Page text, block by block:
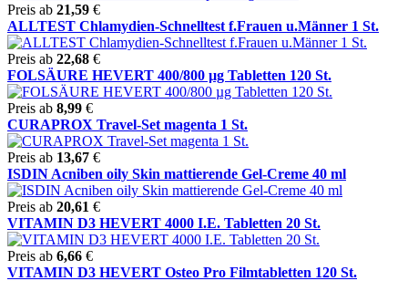
Preis ab 21,59 €
ALLTEST Chlamydien-Schnelltest f.Frauen u.Männer 1 St.
Preis ab 22,68 €
FOLSÄURE HEVERT 400/800 µg Tabletten 120 St.
Preis ab 8,99 €
CURAPROX Travel-Set magenta 1 St.
Preis ab 13,67 €
ISDIN Acniben oily Skin mattierende Gel-Creme 40 ml
Preis ab 20,61 €
VITAMIN D3 HEVERT 4000 I.E. Tabletten 20 St.
Preis ab 6,66 €
VITAMIN D3 HEVERT Osteo Pro Filmtabletten 120 St.